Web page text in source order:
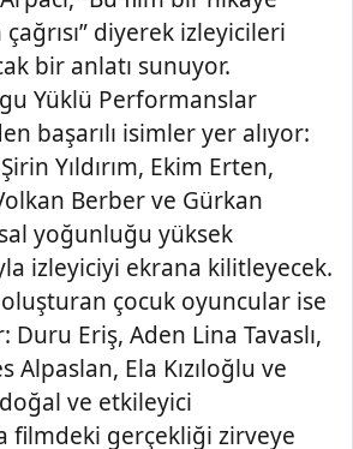
diyerek izleyicileri
bir anlatı sunuyor.
Yüklü Performanslar
başarılı isimler yer alıyor:
Yıldırım, Ekim Erten,
Berber ve Gürkan
yoğunluğu yüksek
izleyiciyi ekrana kilitleyecek.
oluşturan çocuk oyuncular ise
Duru Eriş, Aden Lina Tavaslı,
Alpaslan, Ela Kızıloğlu ve
ve etkileyici
filmdeki gerçekliği zirveye